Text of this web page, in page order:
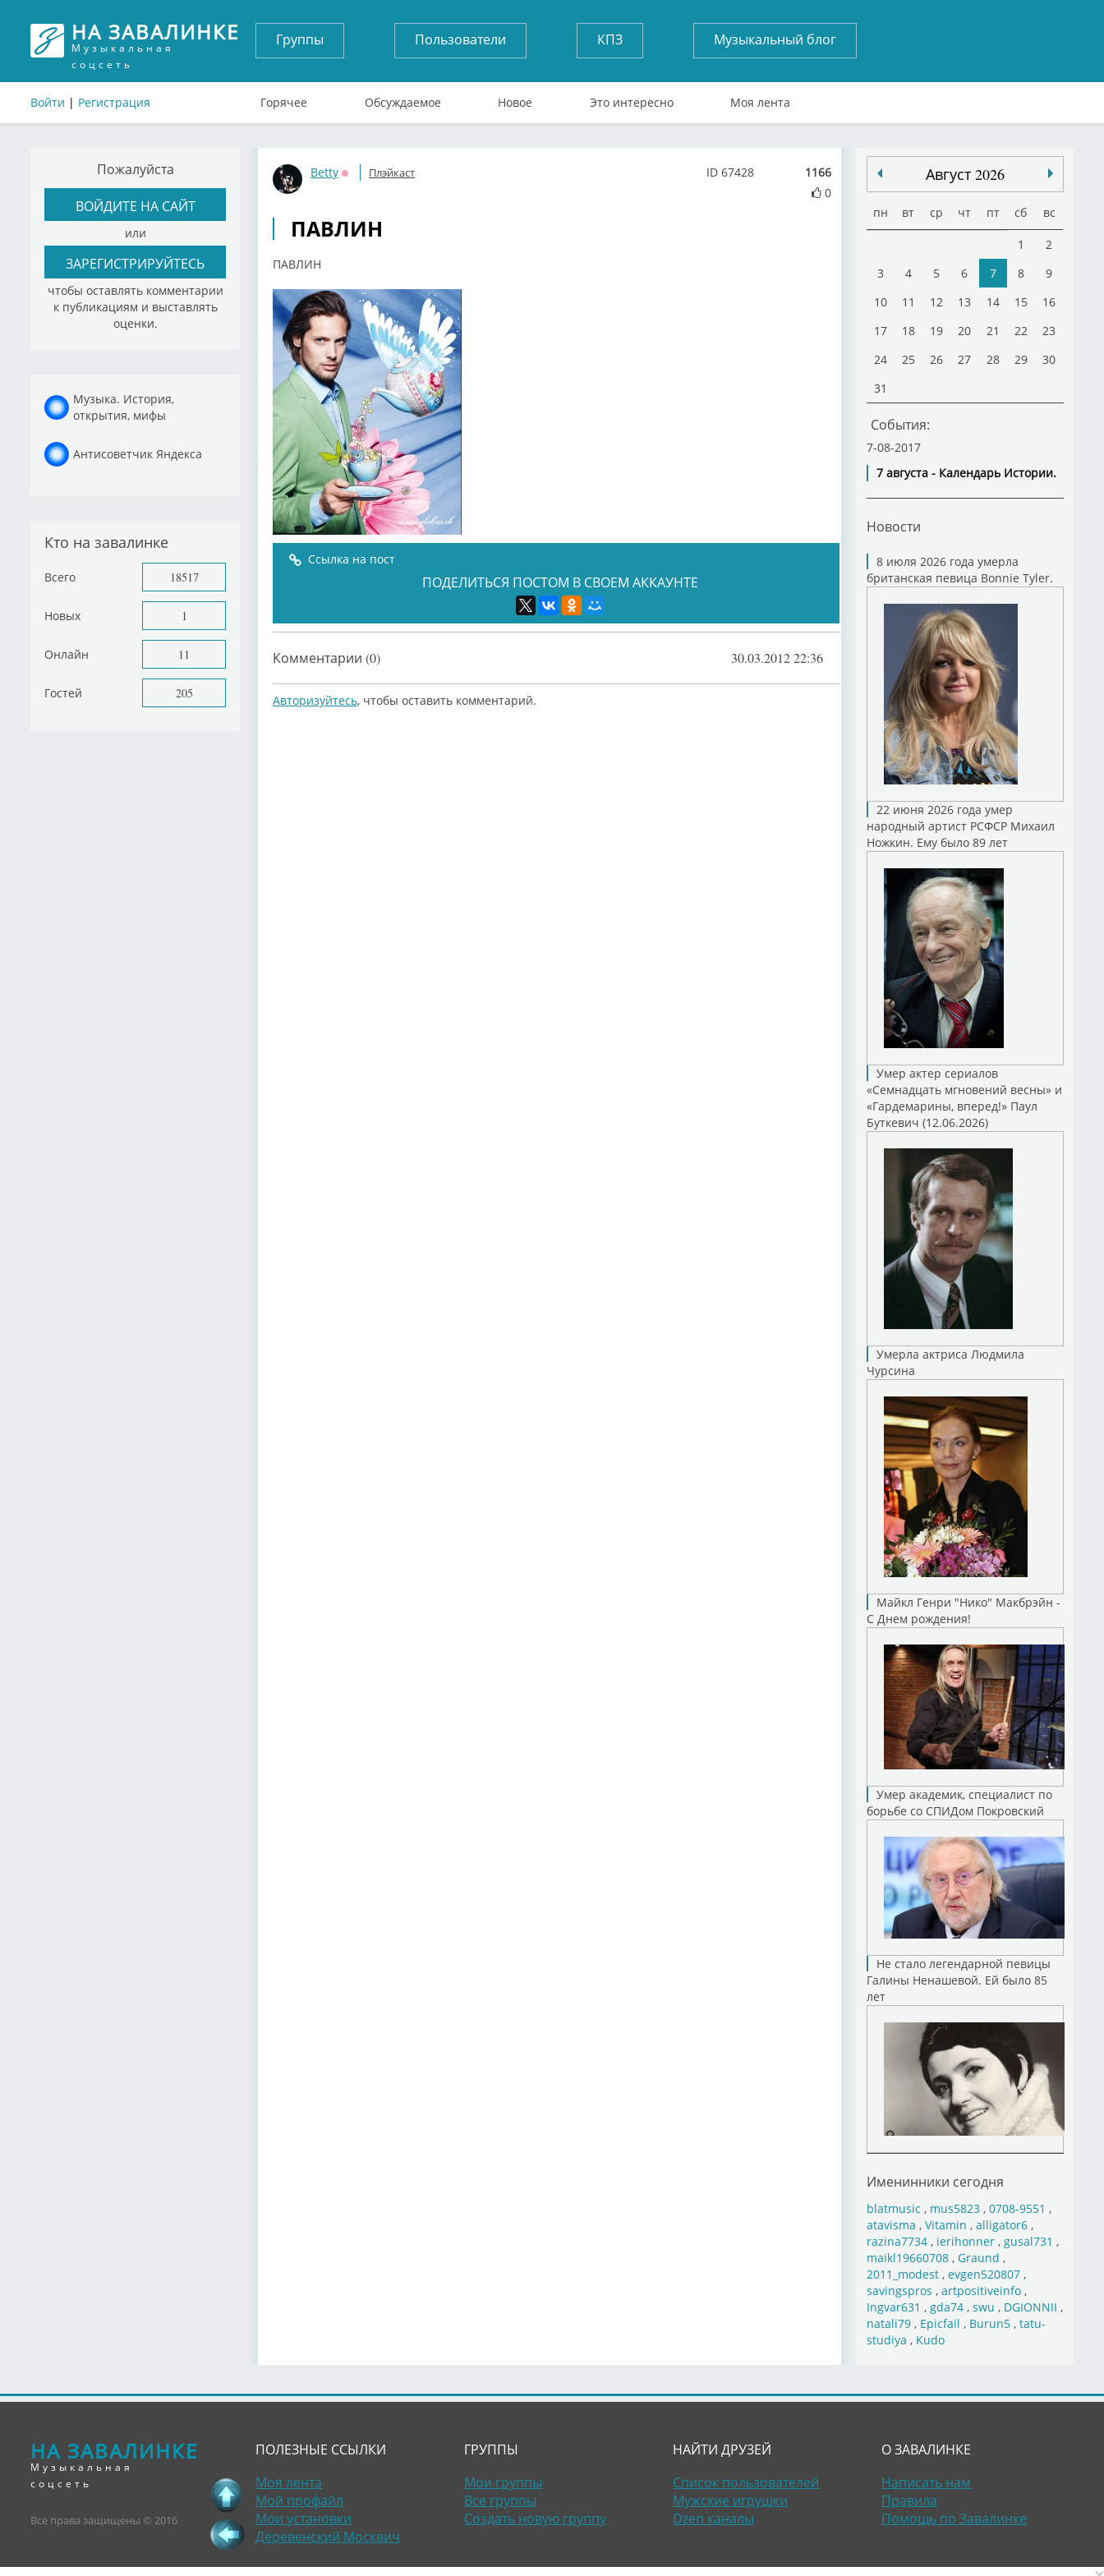
НА ЗАВАЛИНКЕ
Музыкальная
соцсеть
Войти | Регистрация
Группы Пользователи КПЗ Музыкальный блог
Горячее Обсуждаемое Новое Это интересно Моя лента
Пожалуйста
ВОЙДИТЕ НА САЙТ
или
ЗАРЕГИСТРИРУЙТЕСЬ
чтобы оставлять комментарии
к публикациям и выставлять
оценки.
Музыка. История,
открытия, мифы
Антисоветчик Яндекса
Кто на завалинке
Всего 18517
Новых 1
Онлайн 11
Гостей 205
Betty
Оффлайн
Плэйкаст
1166
0
ID 67428
ПАВЛИН
ПАВЛИН
Ссылка на пост
ПОДЕЛИТЬСЯ ПОСТОМ В СВОЕМ АККАУНТЕ
Комментарии (0) 30.03.2012 22:36
Авторизуйтесь, чтобы оставить комментарий.
Август 2026
пн вт ср чт пт сб вс
1
2
3
4 5 6 7 8
9
10
11 12 13 14 15
16
17
18 19 20 21 22
23
24
25 26 27 28 29
30
31
События:
7-08-2017
7 августа - Календарь Истории.
Новости
8 июля 2026 года умерла
британская певица Bonnie Tyler.
22 июня 2026 года умер
народный артист РСФСР Михаил
Ножкин. Ему было 89 лет
Умер актер сериалов
«Семнадцать мгновений весны» и
«Гардемарины, вперед!» Паул
Буткевич (12.06.2026)
Умерла актриса Людмила
Чурсина
Майкл Генри "Нико" Макбрэйн -
С Днем рождения!
Умер академик, специалист по
борьбе со СПИДом Покровский
Не стало легендарной певицы
Галины Ненашевой. Ей было 85
лет
Именинники сегодня
blatmusic , mus5823, 0708-9551 ,
atavisma , Vitamin , alligator6,
razina7734, ierihonner, gusal731 ,
maikl19660708, Graund ,
2011_modest, evgen520807,
savingspros , artpositiveinfo,
Ingvar631 , gda74, swu , DGIONNII ,
natali79, Epicfail , Burun5, tatu-
studiya , Kudo
НА ЗАВАЛИНКЕ
Музыкальная
соцсеть
Все права защищены © 2016
ПОЛЕЗНЫЕ ССЫЛКИ
Моя лента
Мой профайл
Мои установки
Деревенский Москвич
ГРУППЫ
Мои группы
Все группы
Создать новую группу
НАЙТИ ДРУЗЕЙ
Список пользователей
Мужские игрушки
Dzen каналы
О ЗАВАЛИНКЕ
Написать нам
Правила
Помощь по Завалинке